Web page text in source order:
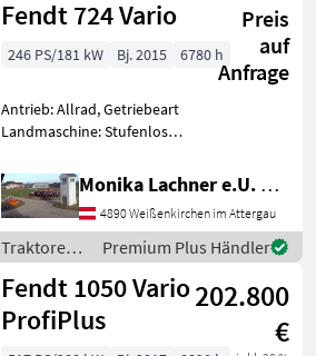
Getriebeart Landmaschine:
Stufenloses Getri
Fendt 724 Vario
Preis
auf
Anfrage
246 PS/181 kW Bj. 2015 6780 h
Antrieb: Allrad, Getriebeart
Landmaschine: Stufenloses
Zapfwellendrehzahl:
540/540E/1000/1000E,
Höchstgeschwindigkeit in
km/h: 50 km/h, Aufla
Monika Lachner e.U. Maschinenhandel
4890 Weißenkirchen im Attergau
Traktoren /
Fendt
Premium Plus Händler
Fendt 1050 Vario
ProfiPlus
202.800
€